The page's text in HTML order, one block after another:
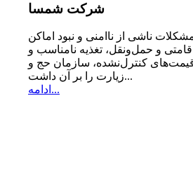
شرکت شمسا
ناشی از ناامنی و نبود اماكن
اقامتی و حمل‌ونقل، تغذیه‌ نامناسب و
كنترل‌نشده، سازمان حج و
زیارت را بر آن داشت...
ادامه...